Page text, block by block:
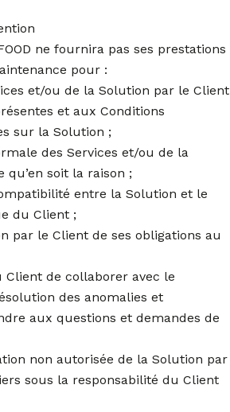
ne fournira pas ses prestations
pour :
et/ou de la Solution par le Client
et aux Conditions
sur la Solution ;
des Services et/ou de la
soit la raison ;
entre la Solution et le
du Client ;
par le Client de ses obligations au
Client de collaborer avec le
des anomalies et
aux questions et demandes de
non autorisée de la Solution par
sous la responsabilité du Client